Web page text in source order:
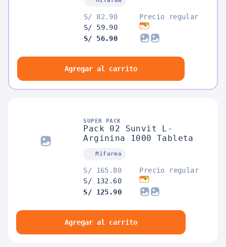
S/ 82.90
Precio regular
S/ 59.90
S/ 56.90
Agregar al carrito
SUPER PACK
Pack 02 Sunvit L-
Arginina 1000 Tableta
Mifarma
S/ 165.80
Precio regular
S/ 132.60
S/ 125.90
Agregar al carrito